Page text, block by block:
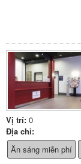
Vị trí: 0
Địa chỉ:
Ăn sáng miễn phí